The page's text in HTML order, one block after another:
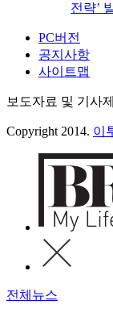
전략’
PC버전
공지사항
사이트맵
보도자료 및 기사
Copyright 2014. 이
전체뉴스